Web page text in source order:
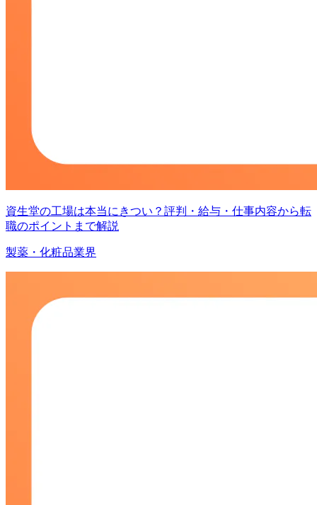
資生堂の工場は本当にきつい？評判・給与・仕事内容から転
職のポイントまで解説
製薬・化粧品業界